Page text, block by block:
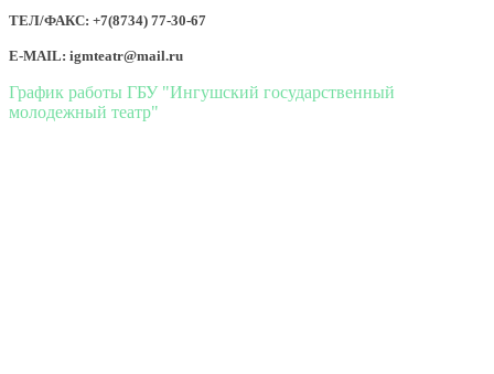
ТЕЛ/ФАКС: +7(8734) 77-30-67
E-MAIL: igmteatr@mail.ru
График работы ГБУ "Ингушский государственный
молодежный театр"